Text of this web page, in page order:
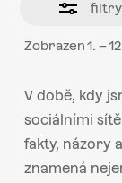
filtry
Zobrazen 1. –
V době, kdy
sociálními
fakty, názory
znamená